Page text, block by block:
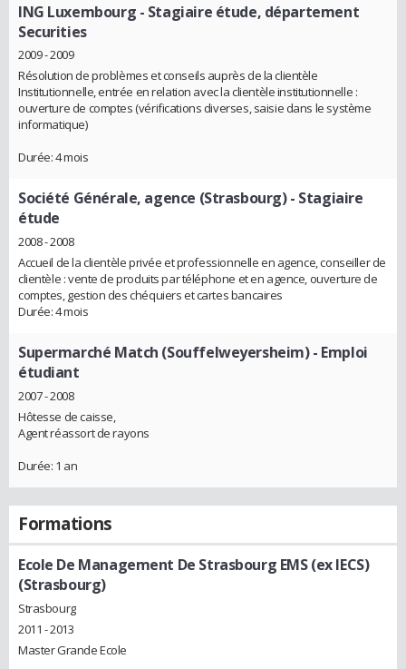
ING Luxembourg - Stagiaire étude, département
Securities
2009 - 2009
Résolution de problèmes et conseils auprès de la clientèle
Institutionnelle, entrée en relation avec la clientèle institutionnelle :
ouverture de comptes (vérifications diverses, saisie dans le système
informatique)
Durée: 4 mois
Société Générale, agence (Strasbourg)- Stagiaire
étude
2008 - 2008
Accueil de la clientèle privée et professionnelle en agence, conseiller de
clientèle : vente de produits par téléphone et en agence, ouverture de
comptes, gestion des chéquiers et cartes bancaires
Durée: 4 mois
Supermarché Match (Souffelweyersheim)- Emploi
étudiant
2007 - 2008
Hôtesse de caisse,
Agent réassort de rayons
Durée: 1 an
Formations
Ecole De Management De Strasbourg EMS (ex IECS)
(Strasbourg)
Strasbourg
2011 - 2013
Master Grande Ecole